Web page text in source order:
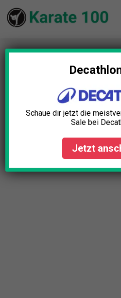
Zum
Inhalt
Startseite»Blog»Karate
besten (Bestenliste)
Karate Sparring
5 besten
April 23, 2025
Schaue dir jetzt die
Sale bei
Jetzt